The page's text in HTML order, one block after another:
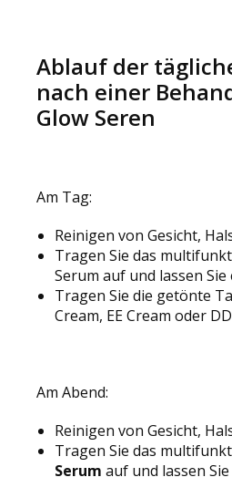
Ablauf der
nach einer
Glow Seren
Am Tag:
Reinigen von Gesicht,
Tragen Sie das
Serum auf und lassen
Tragen Sie die getönte
Cream, EE Cream oder
Am Abend:
Reinigen von Gesicht,
Tragen Sie das
Serum auf und lassen